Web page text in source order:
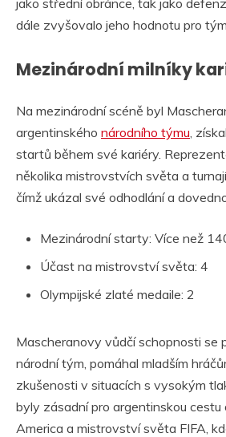
dále zvyšovalo jeho hodnotu pro tým.
Mezinárodní milníky
Na mezinárodní scéně byl
argentinského národního týmu ,
startů během své kariéry.
několika mistrovstvích světa a
čímž ukázal své odhodlání a
Mezinárodní starty: Více než
Účast na mistrovství světa: 4
Olympijské zlaté medaile: 2
Mascheranovy vůdčí schopnosti se
národní tým, pomáhal mladším
zkušenosti v situacích s vysokým
byly zásadní pro argentinskou cestu
America a mistrovství světa FIFA,